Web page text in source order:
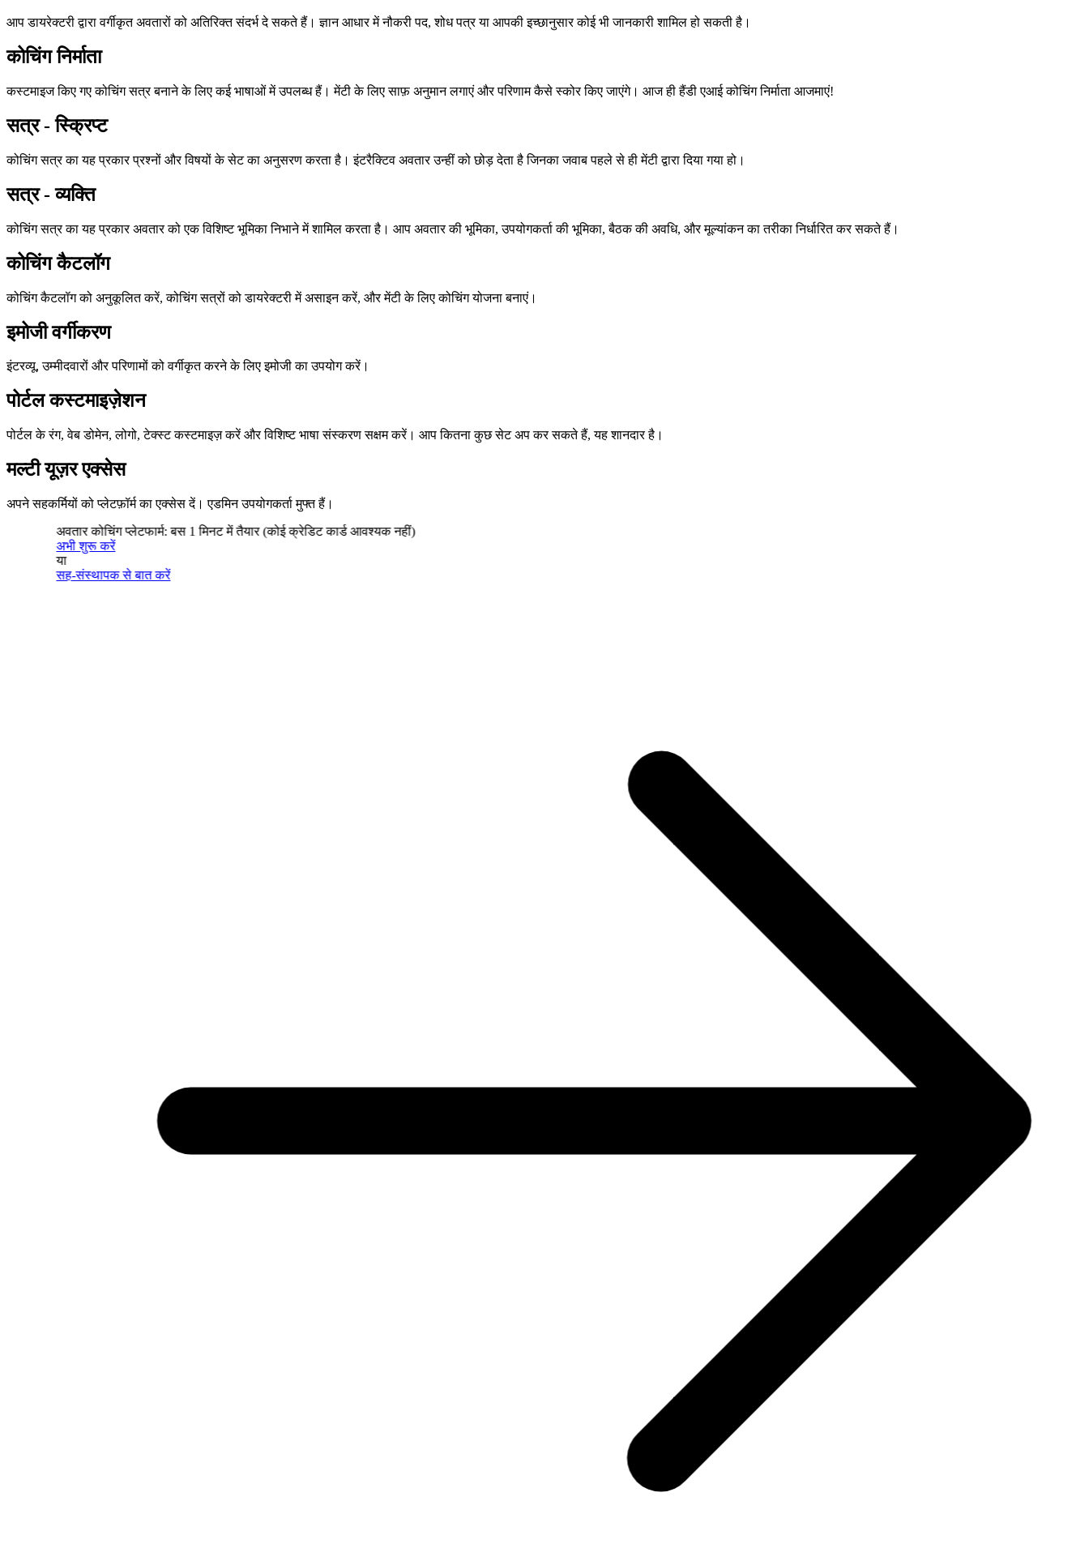
आप डायरेक्टरी द्वारा वर्गीकृत अवतारों को अतिरिक्त संदर्भ दे सकते हैं। ज्ञान आधार में नौकरी पद, शोध पत्र या आपकी इच्छानुसार कोई भी जानकारी शामिल हो सकती है।
कोचिंग निर्माता
कस्टमाइज किए गए कोचिंग सत्र बनाने के लिए कई भाषाओं में उपलब्ध हैं। मेंटी के लिए साफ़ अनुमान लगाएं और परिणाम कैसे स्कोर किए जाएंगे। आज ही हैंडी एआई कोचिंग निर्माता आजमाएं!
सत्र - स्क्रिप्ट
कोचिंग सत्र का यह प्रकार प्रश्नों और विषयों के सेट का अनुसरण करता है। इंटरैक्टिव अवतार उन्हीं को छोड़ देता है जिनका जवाब पहले से ही मेंटी द्वारा दिया गया हो।
सत्र - व्यक्ति
कोचिंग सत्र का यह प्रकार अवतार को एक विशिष्ट भूमिका निभाने में शामिल करता है। आप अवतार की भूमिका, उपयोगकर्ता की भूमिका, बैठक की अवधि, और मूल्यांकन का तरीका निर्धारित कर सकते हैं।
कोचिंग कैटलॉग
कोचिंग कैटलॉग को अनुकूलित करें, कोचिंग सत्रों को डायरेक्टरी में असाइन करें, और मेंटी के लिए कोचिंग योजना बनाएं।
इमोजी वर्गीकरण
इंटरव्यू, उम्मीदवारों और परिणामों को वर्गीकृत करने के लिए इमोजी का उपयोग करें।
पोर्टल कस्टमाइज़ेशन
पोर्टल के रंग, वेब डोमेन, लोगो, टेक्स्ट कस्टमाइज़ करें और विशिष्ट भाषा संस्करण सक्षम करें। आप कितना कुछ सेट अप कर सकते हैं, यह शानदार है।
मल्टी यूज़र एक्सेस
अपने सहकर्मियों को प्लेटफ़ॉर्म का एक्सेस दें। एडमिन उपयोगकर्ता मुफ्त हैं।
अवतार कोचिंग प्लेटफार्म: बस 1 मिनट में तैयार (कोई क्रेडिट कार्ड आवश्यक नहीं)
अभी शुरू करें
सह-संस्थापक से बात करें